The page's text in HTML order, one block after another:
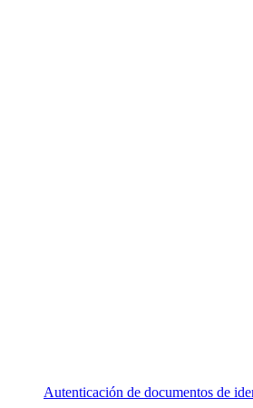
Autenticación de documentos de